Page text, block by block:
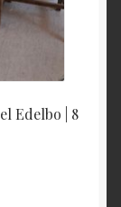
Edelbo | 8